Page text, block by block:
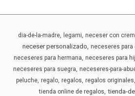
dia-de-la-madre legami neceser con
neceser personalizado neceseres para
neceseres para hermana neceseres para
neceseres para suegra neceseres-para-
peluche regalo regalos regalos originales
tienda online de regalos tienda-